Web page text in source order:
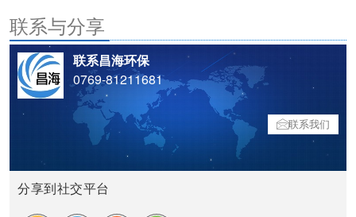
联系与分享
联系昌海环保
0769-81211681
联系我们
分享到社交平台